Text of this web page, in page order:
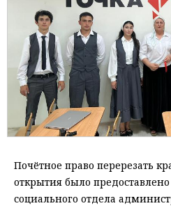
Почётное право перерезать
открытия было
социального отдела